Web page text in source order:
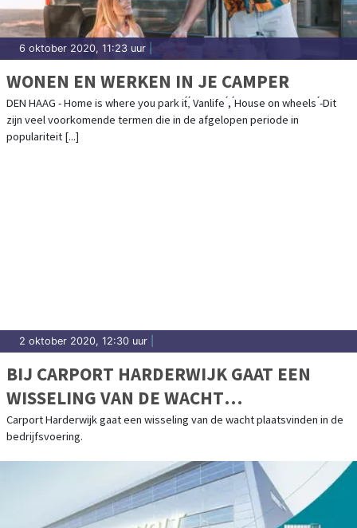
6 oktober 2020, 11:23 uur
WONEN EN WERKEN IN JE CAMPER
DEN HAAG - Home is where you park it́,́ Vanlife ́, ́House on wheels ́-Dit
zijn veel voorkomende termen die in de afgelopen periode in
populariteit [...]
2 oktober 2020, 12:30 uur
BIJ CARPORT HARDERWIJK GAAT EEN
WISSELING VAN DE WACHT
PLAATSVINDEN IN DE BEDRIJFSVOERING
Carport Harderwijk gaat een wisseling van de wacht plaatsvinden in de
bedrijfsvoering.